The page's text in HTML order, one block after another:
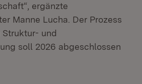
ergänzte
Manne Lucha. Der Prozess
und
soll 2026 abgeschlossen